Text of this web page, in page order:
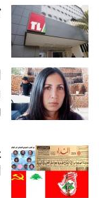
F
a
c
e
b
o
o
k
T
w
itt
er